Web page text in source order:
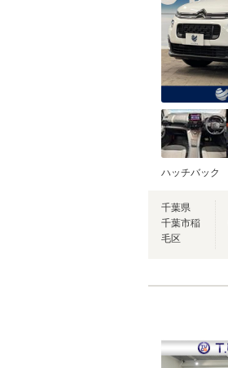
ハッチバック
千葉県
千葉市稲
毛区